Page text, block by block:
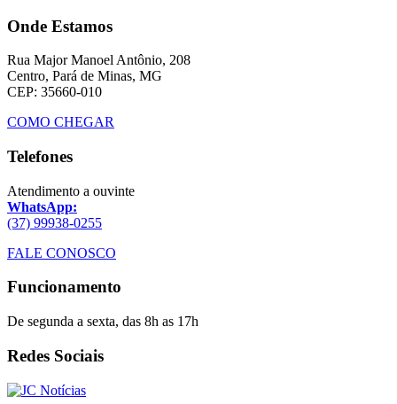
Onde Estamos
Rua Major Manoel Antônio, 208
Centro, Pará de Minas, MG
CEP: 35660-010
COMO CHEGAR
Telefones
Atendimento a ouvinte
WhatsApp:
(37) 99938-0255
FALE CONOSCO
Funcionamento
De segunda a sexta, das 8h as 17h
Redes Sociais